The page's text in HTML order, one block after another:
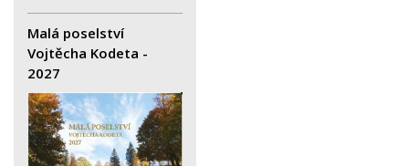
Malá poselství
Vojtěcha Kodeta -
2027